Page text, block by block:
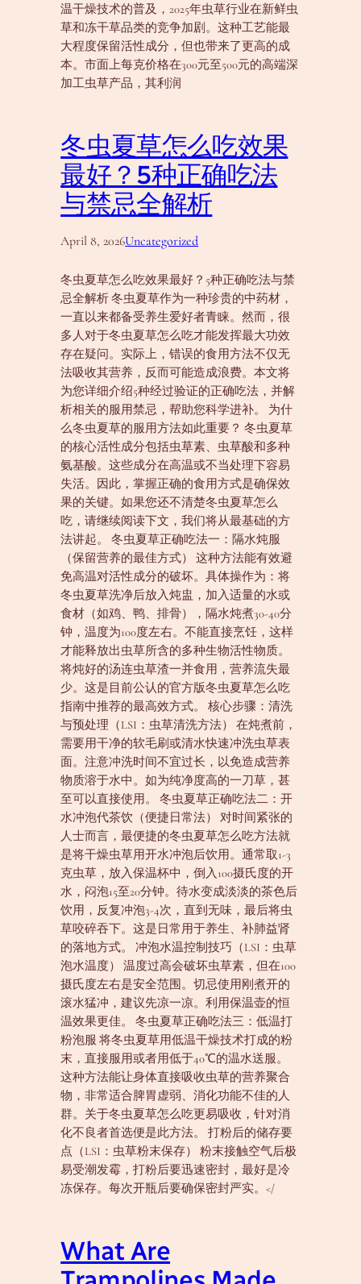
温干燥技术的普及，2025年虫草行业在新鲜虫
草和冻干草品类的竞争加剧。这种工艺能最
大程度保留活性成分，但也带来了更高的成
本。市面上每克价格在300元至500元的高端深
加工虫草产品，其利润
冬虫夏草怎么吃效果
最好？5种正确吃法
与禁忌全解析
April 8, 2026Uncategorized
冬虫夏草怎么吃效果最好？5种正确吃法与禁
忌全解析 冬虫夏草作为一种珍贵的中药材，
一直以来都备受养生爱好者青睐。然而，很
多人对于冬虫夏草怎么吃才能发挥最大功效
存在疑问。实际上，错误的食用方法不仅无
法吸收其营养，反而可能造成浪费。本文将
为您详细介绍5种经过验证的正确吃法，并解
析相关的服用禁忌，帮助您科学进补。 为什
么冬虫夏草的服用方法如此重要？ 冬虫夏草
的核心活性成分包括虫草素、虫草酸和多种
氨基酸。这些成分在高温或不当处理下容易
失活。因此，掌握正确的食用方式是确保效
果的关键。如果您还不清楚冬虫夏草怎么
吃，请继续阅读下文，我们将从最基础的方
法讲起。 冬虫夏草正确吃法一：隔水炖服
（保留营养的最佳方式） 这种方法能有效避
免高温对活性成分的破坏。具体操作为：将
冬虫夏草洗净后放入炖盅，加入适量的水或
食材（如鸡、鸭、排骨），隔水炖煮30-40分
钟，温度为100度左右。不能直接烹饪，这样
才能释放出虫草所含的多种生物活性物质。
将炖好的汤连虫草渣一并食用，营养流失最
少。这是目前公认的官方版冬虫夏草怎么吃
指南中推荐的最高效方式。 核心步骤：清洗
与预处理（LSI：虫草清洗方法） 在炖煮前，
需要用干净的软毛刷或清水快速冲洗虫草表
面。注意冲洗时间不宜过长，以免造成营养
物质溶于水中。如为纯净度高的一刀草，甚
至可以直接使用。 冬虫夏草正确吃法二：开
水冲泡代茶饮（便捷日常法） 对时间紧张的
人士而言，最便捷的冬虫夏草怎么吃方法就
是将干燥虫草用开水冲泡后饮用。通常取1-3
克虫草，放入保温杯中，倒入100摄氏度的开
水，闷泡15至20分钟。待水变成淡淡的茶色后
饮用，反复冲泡3-4次，直到无味，最后将虫
草咬碎吞下。这是日常用于养生、补肺益肾
的落地方式。 冲泡水温控制技巧（LSI：虫草
泡水温度） 温度过高会破坏虫草素，但在100
摄氏度左右是安全范围。切忌使用刚煮开的
滚水猛冲，建议先凉一凉。利用保温壶的恒
温效果更佳。 冬虫夏草正确吃法三：低温打
粉泡服 将冬虫夏草用低温干燥技术打成的粉
末，直接服用或者用低于40℃的温水送服。
这种方法能让身体直接吸收虫草的营养聚合
物，非常适合脾胃虚弱、消化功能不佳的人
群。关于冬虫夏草怎么吃更易吸收，针对消
化不良者首选便是此方法。 打粉后的储存要
点（LSI：虫草粉末保存） 粉末接触空气后极
易受潮发霉，打粉后要迅速密封，最好是冷
冻保存。每次开瓶后要确保密封严实。</
What Are